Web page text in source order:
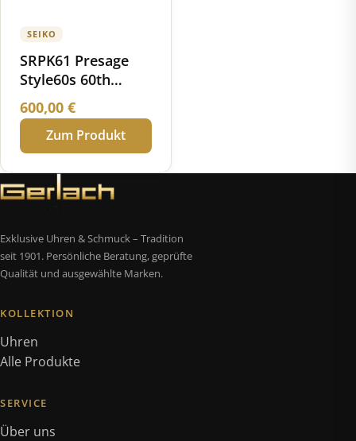
SEIKO
SRPK61 Presage
Style60s 60th
Anniversary
Limited Edition
600,00 €
Zum Produkt
Exklusive Uhren & Schmuck – Tradition
seit 1901. Persönliche Beratung, geprüfte
Qualität und ausgewählte Marken.
KOLLEKTION
Uhren
Alle Produkte
SERVICE
Über uns